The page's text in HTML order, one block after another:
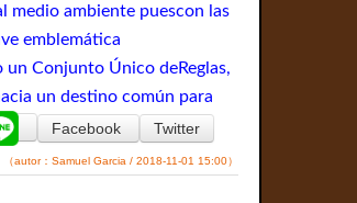
medio ambiente puescon las
emblemática
Conjunto Único deReglas,
un destino común para
Facebook
Twitter
（autor：Samuel Garcia / 2018-11-01 15:00）